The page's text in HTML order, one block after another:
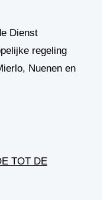
Dienst
regeling
Nuenen en